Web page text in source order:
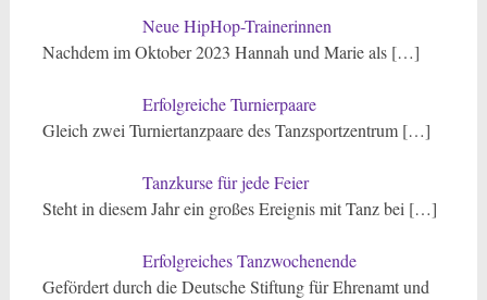
Neue HipHop-Trainerinnen
Nachdem im Oktober 2023 Hannah und Marie als […]
Erfolgreiche Turnierpaare
Gleich zwei Turniertanzpaare des Tanzsportzentrum […]
Tanzkurse für jede Feier
Steht in diesem Jahr ein großes Ereignis mit Tanz bei […]
Erfolgreiches Tanzwochenende
Gefördert durch die Deutsche Stiftung für Ehrenamt und